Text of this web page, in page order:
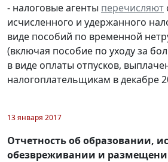
- налоговые агенты перечисляют
исчисленного и удержанного
виде пособий по временной
(включая пособие по уходу за
в виде оплаты отпусков,
налогоплательщикам в декабре
13 января 2017
Отчетность об образовании,
обезвреживании и